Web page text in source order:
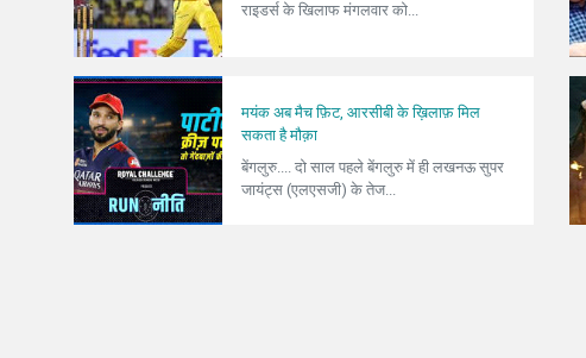
राइडर्स के खिलाफ मंगलवार को...
मयंक अब मैच फ़िट, आरसीबी के ख़िलाफ़ मिल
सकता है मौक़ा
बेंगलुरु.... दो साल पहले बेंगलुरु में ही लखनऊ सुपर
जायंट्स (एलएसजी) के तेज...